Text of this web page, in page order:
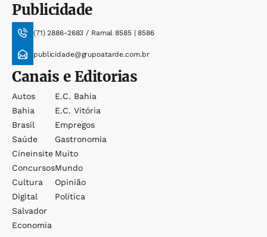
Publicidade
(71) 2886-2683 / Ramal 8585 | 8586
publicidade@grupoatarde.com.br
Canais e Editorias
Autos
Bahia
Brasil
Saúde
Cineinsite
Concursos
Cultura
Digital
Salvador
Economia
E.c. Bahia
E.c. Vitória
Empregos
Gastronomia
Muito
Mundo
Opinião
Política